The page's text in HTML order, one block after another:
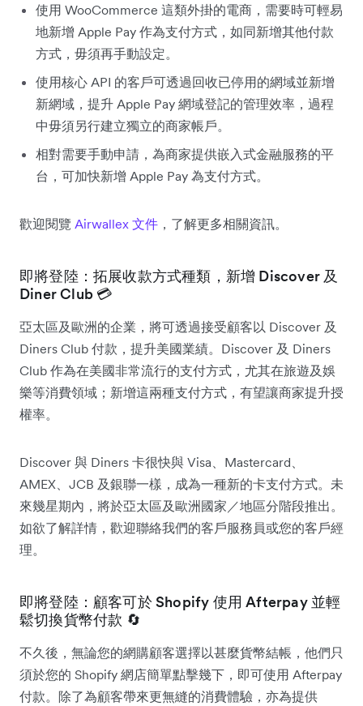
使用 WooCommerce 這類外掛的電商，需要時可輕易
地新增 Apple Pay 作為支付方式，如同新增其他付款
方式，毋須再手動設定。
使用核心 API 的客戶可透過回收已停用的網域並新增
新網域，提升 Apple Pay 網域登記的管理效率，過程
中毋須另行建立獨立的商家帳戶。
相對需要手動申請，為商家提供嵌入式金融服務的平
台，可加快新增 Apple Pay 為支付方式。
歡迎閱覽 Airwallex 文件 ，了解更多相關資訊。
即將登陸：拓展收款方式種類，新增 Discover 及
Diner Club 💳
亞太區及歐洲的企業，將可透過接受顧客以 Discover 及
Diners Club 付款，提升美國業績。Discover 及 Diners
Club 作為在美國非常流行的支付方式，尤其在旅遊及娛
樂等消費領域；新增這兩種支付方式，有望讓商家提升授
權率。
Discover 與 Diners 卡很快與 Visa、Mastercard、
AMEX、JCB 及銀聯一樣，成為一種新的卡支付方式。未
來幾星期內，將於亞太區及歐洲國家／地區分階段推出。
如欲了解詳情，歡迎聯絡我們的客戶服務員或您的客戶經
理。
即將登陸：顧客可於 Shopify 使用 Afterpay 並輕
鬆切換貨幣付款 🔄
不久後，無論您的網購顧客選擇以甚麼貨幣結帳，他們只
須於您的 Shopify 網店簡單點擊幾下，即可使用 Afterpay
付款。除了為顧客帶來更無縫的消費體驗，亦為提供